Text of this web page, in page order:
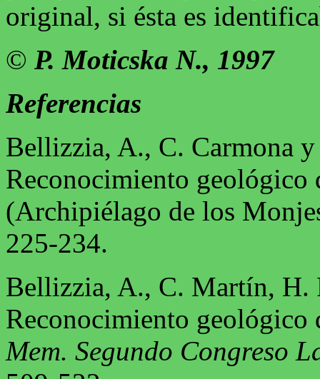
original, si ésta es
© P. Moticska N., 1997
Referencias
Bellizzia, A., C. Carmona
Reconocimiento geológico
(Archipiélago de los
225-234.
Bellizzia, A., C. Martín, H.
Reconocimiento
Mem. Segundo Congreso